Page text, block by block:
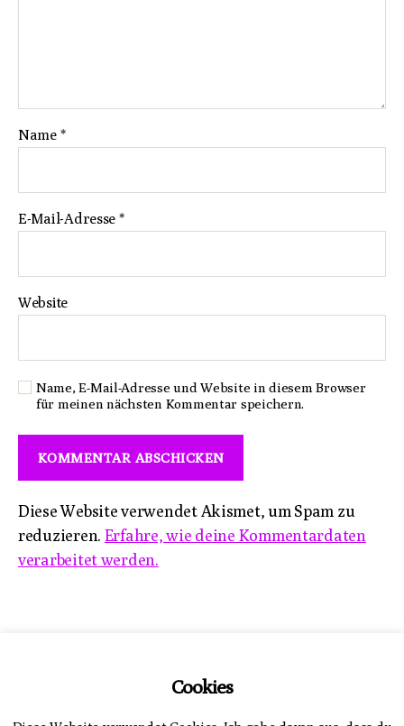
Name *
E-Mail-Adresse *
Website
Name, E-Mail-Adresse und Website in diesem Browser
für meinen nächsten Kommentar speichern.
Diese Website verwendet Akismet, um Spam zu
reduzieren. Erfahre, wie deine Kommentardaten
verarbeitet werden.
Datenschutzerklärung
Cookies